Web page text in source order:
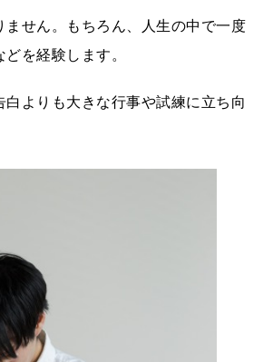
ません。もちろん、人生の中で一度
を経験します。
よりも大きな行事や試練に立ち向